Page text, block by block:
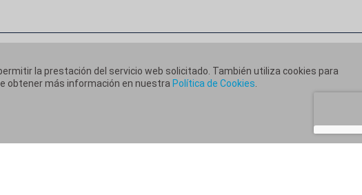
la prestación del servicio web solicitado. También utiliza cookies para
obtener más información en nuestra Política de Cookies